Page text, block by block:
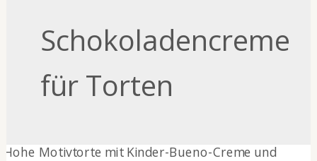
Schokoladencreme
für Torten
Kinder-